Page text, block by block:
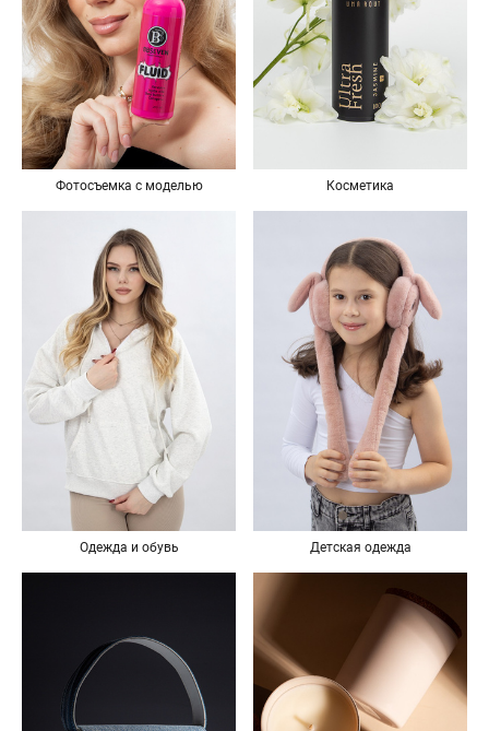
Фотосъемка с моделью Косметика
Одежда и обувь Детская одежда